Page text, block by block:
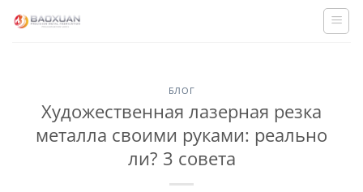
БЛОГ
Художественная лазерная резка
металла своими руками: реально
ли? 3 совета